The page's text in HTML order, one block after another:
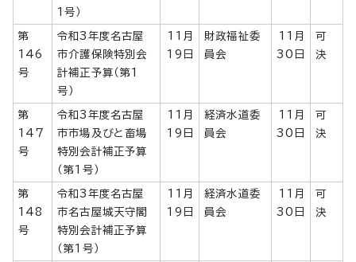
1号）
第
146
号
令和3年度名古屋
市介護保険特別会
計補正予算（第1
号）
11月
19日
財政福祉委
員会
11月
30日
可
決
第
147
号
令和3年度名古屋
市市場及びと畜場
特別会計補正予算
（第1号）
11月
19日
経済水道委
員会
11月
30日
可
決
第
148
号
令和3年度名古屋
市名古屋城天守閣
特別会計補正予算
（第1号）
11月
19日
経済水道委
員会
11月
30日
可
決